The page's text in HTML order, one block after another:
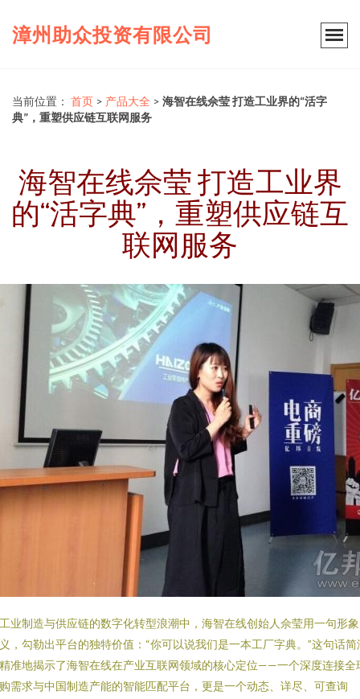
漳州助众投资有限公司
当前位置： 首页 > 产品大全 > 海智在线佘莹 打造工业界的“活字
典”，重塑供应链互联网服务
海智在线佘莹 打造工业界
的“活字典”，重塑供应链互
联网服务
业制造与供应链的数字化转型浪潮中，海智在线创始人佘莹用一句形
，勾勒出平台的独特价值：“你可以说我们是一本工厂字典。”这句话简
准地揭示了海智在线在产业互联网领域的核心定位——一个深度连接全
需求与中国制造产能的智能匹配平台，更是一个动态、详尽、可查询